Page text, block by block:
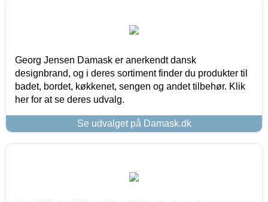
Georg Jensen Damask er anerkendt dansk
designbrand, og i deres sortiment finder du produkter til
badet, bordet, køkkenet, sengen og andet tilbehør. Klik
her for at se deres udvalg.
Se udvalget på Damask.dk